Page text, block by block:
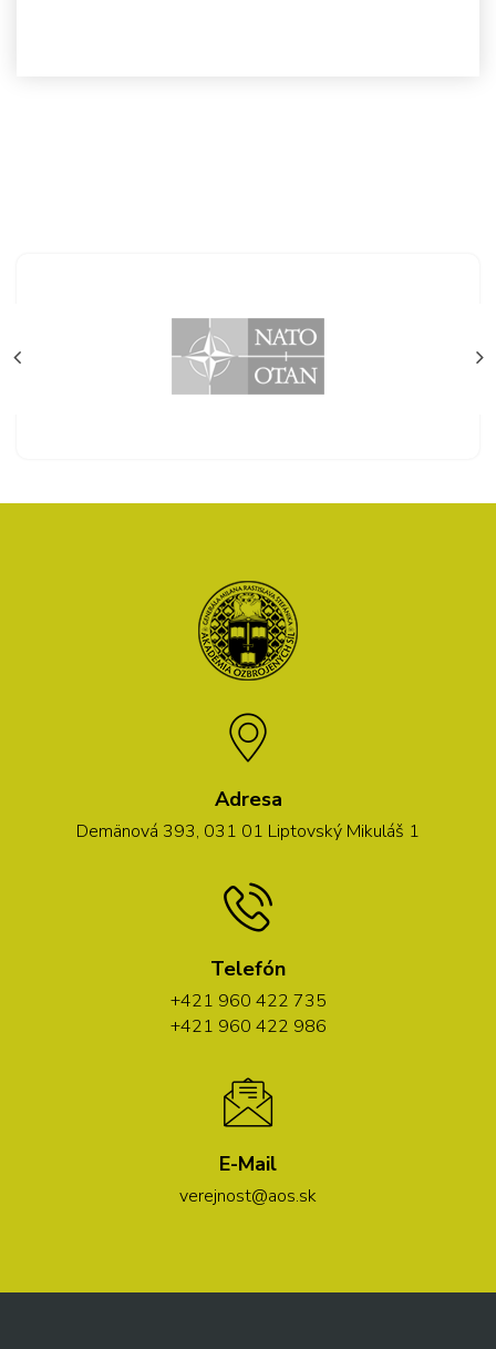
Adresa
Demänová 393, 031 01 Liptovský Mikuláš 1
Telefón
+421 960 422 735
+421 960 422 986
E-Mail
verejnost@aos.sk